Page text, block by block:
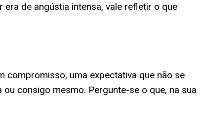
de angústia intensa, vale refletir o que
compromisso, uma expectativa que não se
consigo mesmo. Pergunte-se o que, na sua